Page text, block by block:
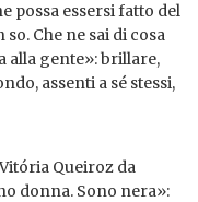
possa essersi fatto del
so. Che ne sai di cosa
alla gente»: brillare,
assenti a sé stessi,
Queiroz da
donna. Sono nera»: